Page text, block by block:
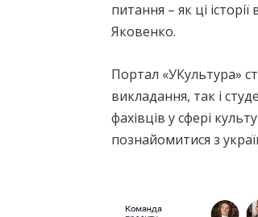
питання – як ці
Яковенко.
Портал «УКультура»
викладання, так і
фахівців у сфері
познайомитися з